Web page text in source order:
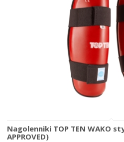
Nagolenniki TOP TEN WAKO
APPROVED)